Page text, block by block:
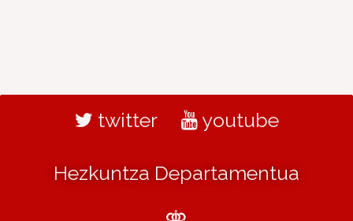
twitter youtube
Hezkuntza Departamentua